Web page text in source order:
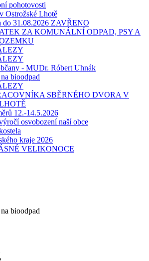
pohotovosti
Ostrožské Lhotě
do 31.08.2026 ZAVŘENO
ZA KOMUNÁLNÍ ODPAD, PSY A
- MUDr. Róbert Uhnák
bioodpad
SBĚRNÉHO DVORA V
12.-14.5.2026
osvobození naší obce
kraje 2026
VELIKONOCE
bioodpad